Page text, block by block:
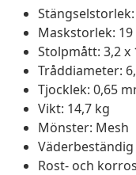
Stängselstorlek:
Maskstorlek: 19
Stolpmått: 3,2 x
Tråddiameter:
Tjocklek: 0,65
Vikt: 14,7 kg
Mönster: Mesh
Väderbeständig
Rost- och